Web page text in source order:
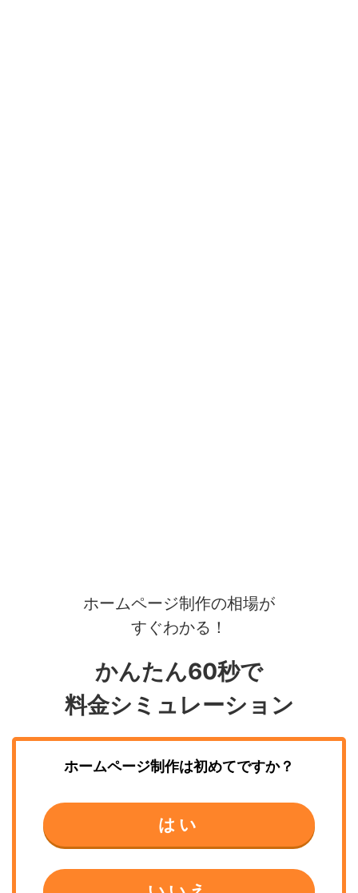
ホームページ制作の相場が
すぐわかる！
かんたん60秒で
料金シミュレーション
ホームページ制作は初めてですか？
はい